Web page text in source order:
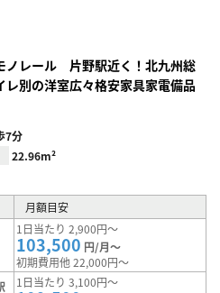
ノレール 片野駅近く！北九州総
別の洋室広々格安家具家電備品
7分
22.96m²
月額目安
1日当たり 2,900円～
103,500 円/月～
初期費用他 22,000円～
1日当たり 3,100円～